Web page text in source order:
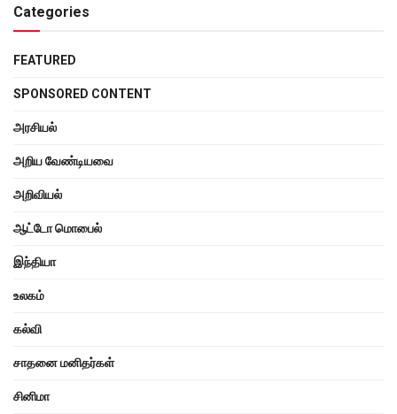
Categories
FEATURED
SPONSORED CONTENT
அரசியல்
அறிய வேண்டியவை
அறிவியல்
ஆட்டோ மொபைல்
இந்தியா
உலகம்
கல்வி
சாதனை மனிதர்கள்
சினிமா